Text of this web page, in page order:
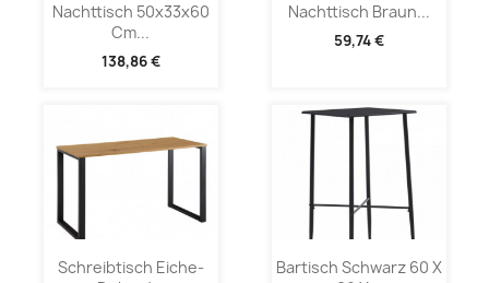
Nachttisch 50x33x60
Cm...
138,86 €
Nachttisch Braun...
59,74 €
Schreibtisch Eiche-
Bartisch Schwarz 60 X